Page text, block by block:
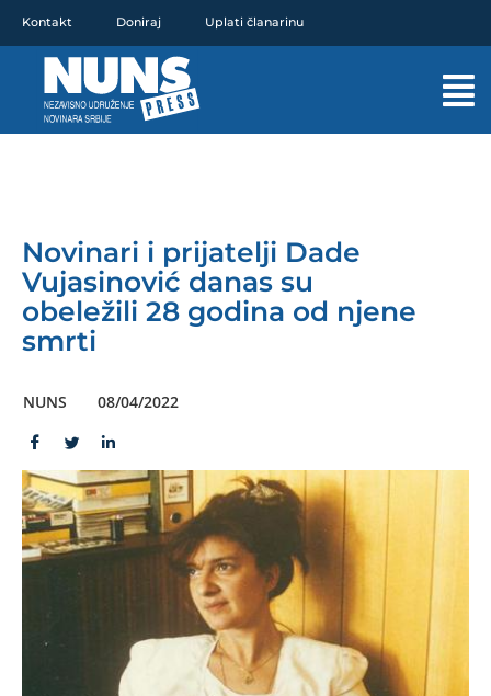
sadržaj
Kontakt Doniraj Uplati članarinu
Novinari i prijatelji Dade
Vujasinović danas su
obeležili 28 godina od njene
smrti
NUNS 08/04/2022